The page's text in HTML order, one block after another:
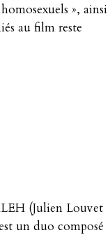
», ainsi
au film reste
(Julien Louvet
un duo composé